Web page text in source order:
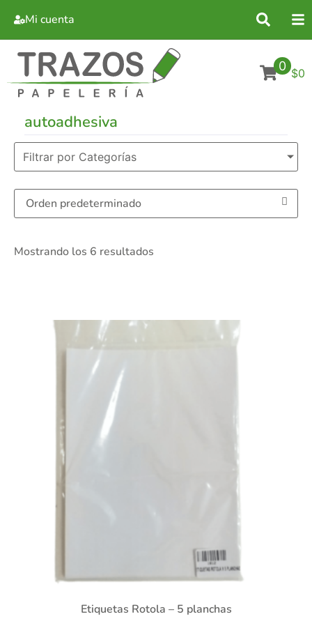
Mi cuenta
0 $0
autoadhesiva
Filtrar por Categorías
Mostrando los 6 resultados
Etiquetas Rotola – 5 planchas